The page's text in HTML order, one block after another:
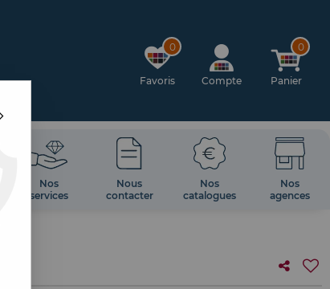
0
Favoris Compte
0
Panier
Nos
services
Nous
contacter
Nos
catalogues
Nos
agences